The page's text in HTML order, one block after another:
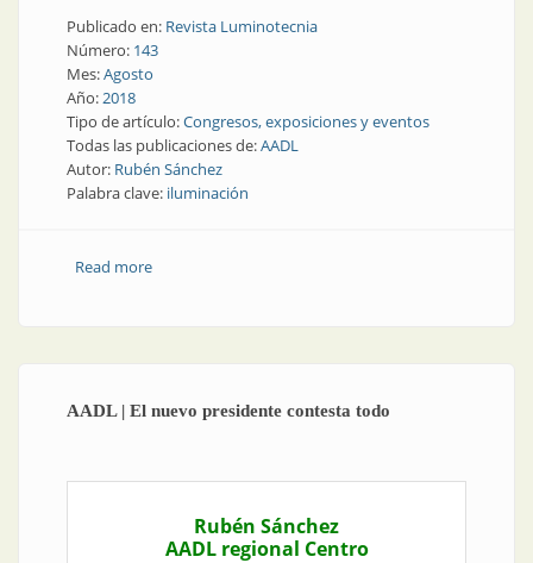
Publicado en: Revista Luminotecnia
Número: 143
Mes:Agosto
Año:2018
Tipo de artículo:Congresos, exposiciones y eventos
Todas las publicaciones de:AADL
Autor: Rubén Sánchez
Palabra clave: iluminación
Read moreabout Congresos y exposiciones | Foro
AADL | El nuevo presidente contesta todo
Rubén Sánchez
AADL regional Centro